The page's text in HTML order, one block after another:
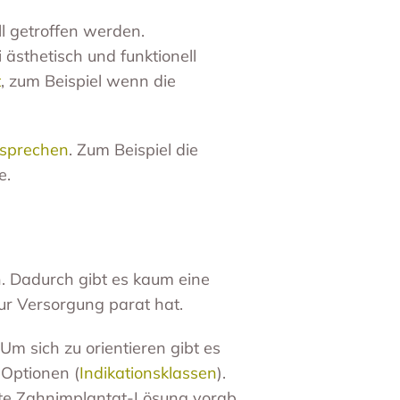
getroffen werden.
und funktionell
, zum Beispiel wenn die
. Zum Beispiel die
gibt es kaum eine
Versorgung parat hat.
sich zu orientieren gibt es
(Indikationsklassen).